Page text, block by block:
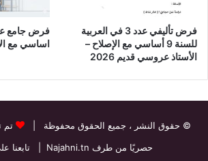
فرض تأليفي عدد 3 في العربية
للسنة 9 أساسي مع الإصلاح –
الأستاذ عروسي قديم 2026
اساسي مع الاصلاح
© حقوق النشر ، جميع الحقوق محفوظة |
تم
حصريًا من طرف Najahni.tn | تابعنا